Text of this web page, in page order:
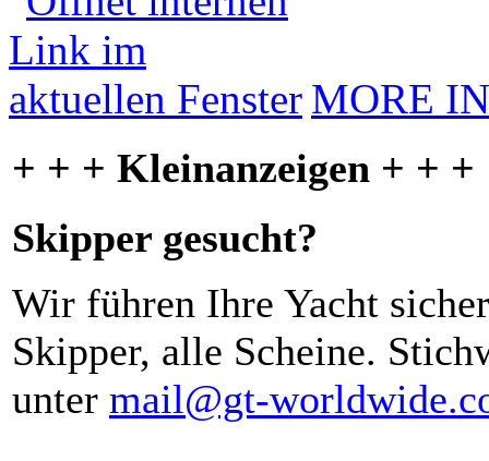
MORE
+ + + Kleinanzeigen + + +
Skipper gesucht?
Wir führen Ihre Yacht
Skipper, alle Scheine.
unter mail@gt-